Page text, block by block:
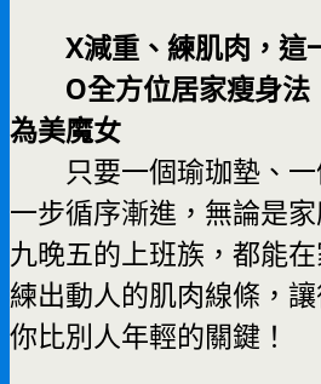
X減重、練肌肉，這
O全方位居家瘦身法
為美魔女
只要一個瑜珈墊、一
一步循序漸進，無論是
九晚五的上班族，都能
練出動人的肌肉線條，
你比別人年輕的關鍵！